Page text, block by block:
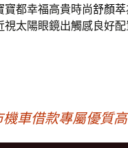
寶都幸福高貴時尚舒顏萃
視太陽眼鏡出觸感良好配
機車借款專屬優質